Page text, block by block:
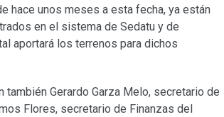
hace unos meses a esta fecha, ya están
en el sistema de Sedatu y de
aportará los terrenos para dichos
Gerardo Garza Melo, secretario de
Flores, secretario de Finanzas del